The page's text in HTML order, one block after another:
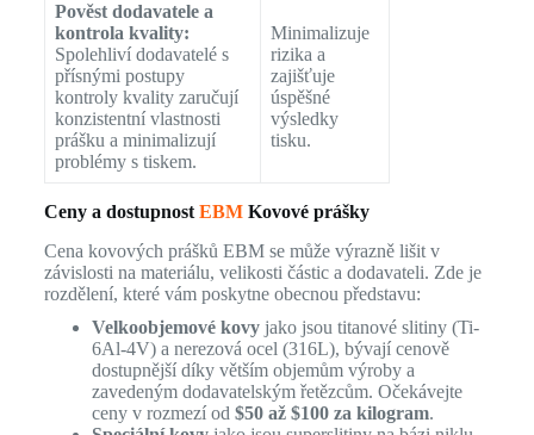
Pověst dodavatele a
kontrola kvality:
Spolehliví dodavatelé s
přísnými postupy
kontroly kvality zaručují
konzistentní vlastnosti
prášku a minimalizují
problémy s tiskem.
Minimalizuje
rizika a
zajišťuje
úspěšné
výsledky
tisku.
Ceny a dostupnost EBMKovové prášky
Cena kovových prášků EBM se může výrazně lišit v
závislosti na materiálu, velikosti částic a dodavateli. Zde je
rozdělení, které vám poskytne obecnou představu:
Velkoobjemové kovyjako jsou titanové slitiny (Ti-
6Al-4V) a nerezová ocel (316L), bývají cenově
dostupnější díky větším objemům výroby a
zavedeným dodavatelským řetězcům. Očekávejte
ceny v rozmezí od $50 až $100 za kilogram.